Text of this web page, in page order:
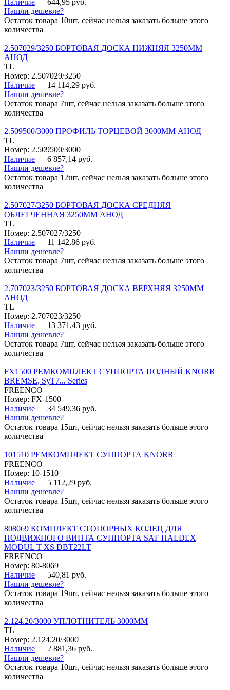
Наличие
644,95 руб.
Нашли дешевле?
Остаток товара 10шт, сейчас нельзя заказать больше этого
количества
2.507029/3250 БОРТОВАЯ ДОСКА НИЖНЯЯ 3250ММ
АНОД
TL
Номер: 2.507029/3250
Наличие
14 114,29 руб.
Нашли дешевле?
Остаток товара 7шт, сейчас нельзя заказать больше этого
количества
2.509500/3000 ПРОФИЛЬ ТОРЦЕВОЙ 3000ММ АНОД
TL
Номер: 2.509500/3000
Наличие
6 857,14 руб.
Нашли дешевле?
Остаток товара 12шт, сейчас нельзя заказать больше этого
количества
2.507027/3250 БОРТОВАЯ ДОСКА СРЕДНЯЯ
ОБЛЕГЧЕННАЯ 3250ММ АНОД
TL
Номер: 2.507027/3250
Наличие
11 142,86 руб.
Нашли дешевле?
Остаток товара 7шт, сейчас нельзя заказать больше этого
количества
2.707023/3250 БОРТОВАЯ ДОСКА ВЕРХНЯЯ 3250ММ
АНОД
TL
Номер: 2.707023/3250
Наличие
13 371,43 руб.
Нашли дешевле?
Остаток товара 7шт, сейчас нельзя заказать больше этого
количества
FX1500 РЕМКОМПЛЕКТ СУППОРТА ПОЛНЫЙ KNORR
BREMSE, SyT7... Series
FREENCO
Номер: FX-1500
Наличие
34 549,36 руб.
Нашли дешевле?
Остаток товара 15шт, сейчас нельзя заказать больше этого
количества
101510 РЕМКОМПЛЕКТ СУППОРТА KNORR
FREENCO
Номер: 10-1510
Наличие
5 112,29 руб.
Нашли дешевле?
Остаток товара 15шт, сейчас нельзя заказать больше этого
количества
808069 КОМПЛЕКТ СТОПОРНЫХ КОЛЕЦ ДЛЯ
ПОДВИЖНОГО ВИНТА СУППОРТА SAF HALDEX
MODUL T XS DBT22LT
FREENCO
Номер: 80-8069
Наличие
540,81 руб.
Нашли дешевле?
Остаток товара 19шт, сейчас нельзя заказать больше этого
количества
2.124.20/3000 УПЛОТНИТЕЛЬ 3000ММ
TL
Номер: 2.124.20/3000
Наличие
2 881,36 руб.
Нашли дешевле?
Остаток товара 10шт, сейчас нельзя заказать больше этого
количества